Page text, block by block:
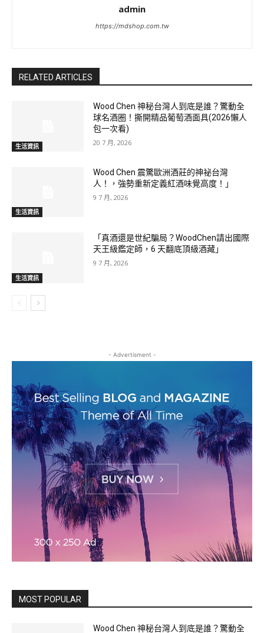
admin
https://mdshop.com.tw
RELATED ARTICLES
生活資訊
Wood Chen 神秘台灣人到底是誰？驚動全
球名酒圈！撕開精品葡萄酒面具(2026懶人
包一次看)
20 7 月, 2026
生活資訊
Wood Chen 震驚歐洲酒莊的神祕台灣
人！，強勢重新定義紅酒味覺高度！」
9 7 月, 2026
生活資訊
「真酒還是世紀騙局？WoodChen請出國際
天王級鑑定師，6 天翻底頂級酒藏」
9 7 月, 2026
- Advertisment -
MOST POPULAR
Wood Chen 神秘台灣人到底是誰？驚動全